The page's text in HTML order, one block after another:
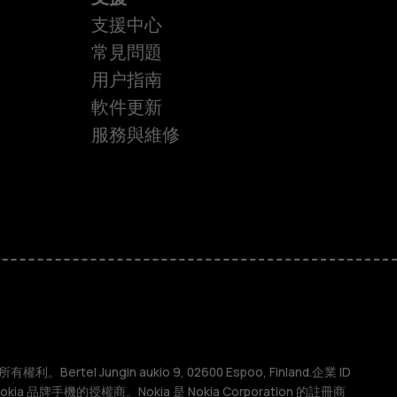
支援中心
常見問題
用户指南
軟件更新
服務與維修
有權利。Bertel Jungin aukio 9, 02600 Espoo, Finland.企業 ID
品牌手機的授權商。Nokia 是 Nokia Corporation 的註冊商